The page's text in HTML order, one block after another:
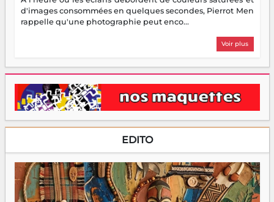
d'images consommées en quelques secondes, Pierrot Men
rappelle qu'une photographie peut enco...
Voir plus
EDITO